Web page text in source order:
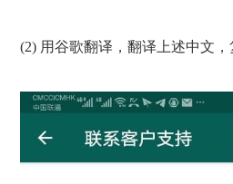
(2) 用谷歌翻译，翻译上述中文